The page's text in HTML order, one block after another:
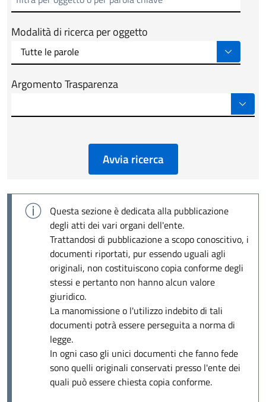
Modalità di ricerca per oggetto
Argomento Trasparenza
Avvia ricerca
Questa sezione è dedicata alla pubblicazione
degli atti dei vari organi dell'ente.
Trattandosi di pubblicazione a scopo conoscitivo, i
documenti riportati, pur essendo uguali agli
originali, non costituiscono copia conforme degli
stessi e pertanto non hanno alcun valore
giuridico.
La manomissione o l'utilizzo indebito di tali
documenti potrà essere perseguita a norma di
legge.
In ogni caso gli unici documenti che fanno fede
sono quelli originali conservati presso l'ente dei
quali può essere chiesta copia conforme.